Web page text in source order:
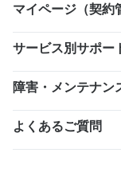
マイページ（契約
サービス別サポー
障害・メンテナン
よくあるご質問